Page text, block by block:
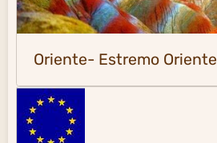
Oriente- Estremo Oriente